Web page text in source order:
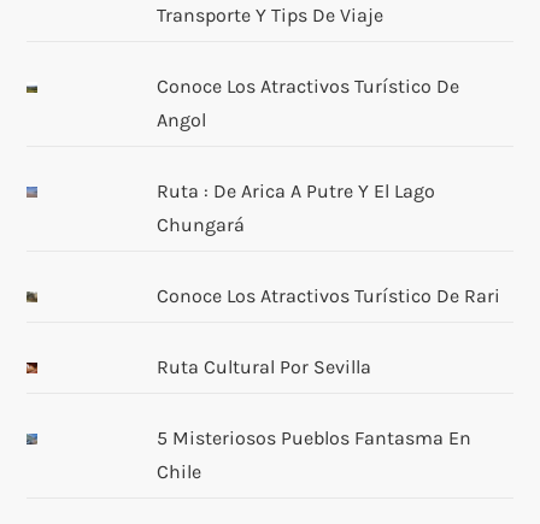
Transporte Y Tips De Viaje
Conoce Los Atractivos Turístico De
Angol
Ruta : De Arica A Putre Y El Lago
Chungará
Conoce Los Atractivos Turístico De Rari
Ruta Cultural Por Sevilla
5 Misteriosos Pueblos Fantasma En
Chile